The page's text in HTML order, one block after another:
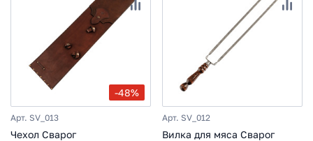
-48%
Арт. SV_013
Чехол Сварог
Арт. SV_012
Вилка для мяса Сварог